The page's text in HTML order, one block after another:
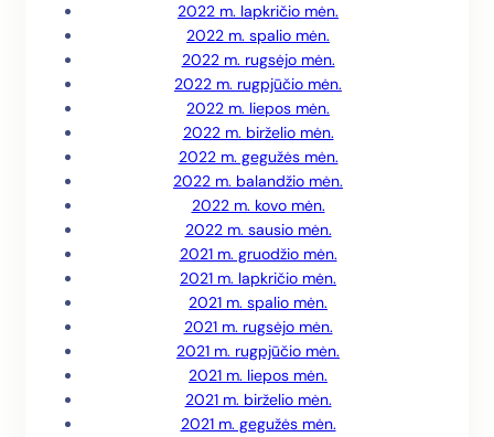
2022 m. lapkričio mėn.
2022 m. spalio mėn.
2022 m. rugsėjo mėn.
2022 m. rugpjūčio mėn.
2022 m. liepos mėn.
2022 m. birželio mėn.
2022 m. gegužės mėn.
2022 m. balandžio mėn.
2022 m. kovo mėn.
2022 m. sausio mėn.
2021 m. gruodžio mėn.
2021 m. lapkričio mėn.
2021 m. spalio mėn.
2021 m. rugsėjo mėn.
2021 m. rugpjūčio mėn.
2021 m. liepos mėn.
2021 m. birželio mėn.
2021 m. gegužės mėn.